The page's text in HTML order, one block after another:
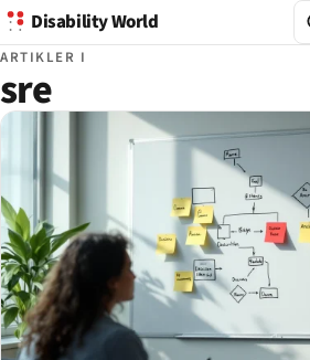
Disability World
ARTIKLER I
sre